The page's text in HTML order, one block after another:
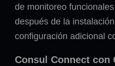
de monitoreo
después de la
configuración adicional
Consul Connect con